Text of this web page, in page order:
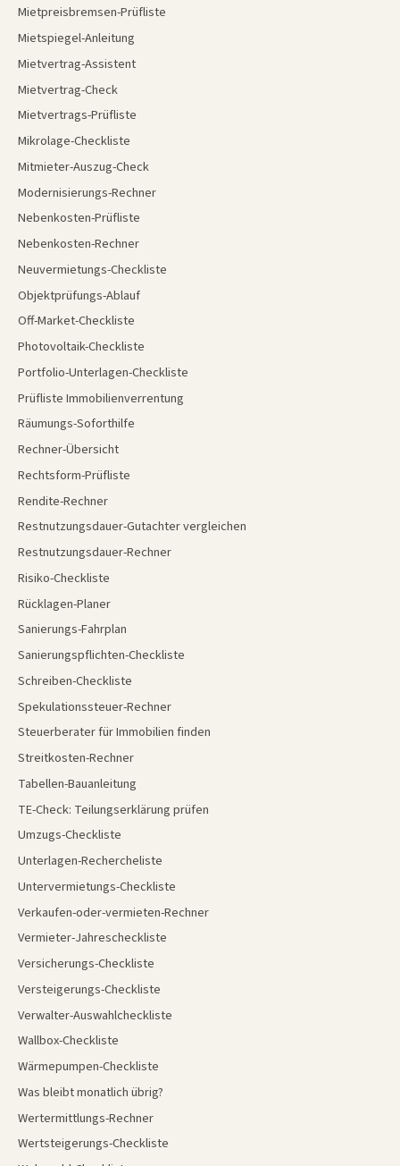
Mietpreisbremsen-Prüfliste
Mietspiegel-Anleitung
Mietvertrag-Assistent
Mietvertrag-Check
Mietvertrags-Prüfliste
Mikrolage-Checkliste
Mitmieter-Auszug-Check
Modernisierungs-Rechner
Nebenkosten-Prüfliste
Nebenkosten-Rechner
Neuvermietungs-Checkliste
Objektprüfungs-Ablauf
Off-Market-Checkliste
Photovoltaik-Checkliste
Portfolio-Unterlagen-Checkliste
Prüfliste Immobilienverrentung
Räumungs-Soforthilfe
Rechner-Übersicht
Rechtsform-Prüfliste
Rendite-Rechner
Restnutzungsdauer-Gutachter vergleichen
Restnutzungsdauer-Rechner
Risiko-Checkliste
Rücklagen-Planer
Sanierungs-Fahrplan
Sanierungspflichten-Checkliste
Schreiben-Checkliste
Spekulationssteuer-Rechner
Steuerberater für Immobilien finden
Streitkosten-Rechner
Tabellen-Bauanleitung
TE-Check: Teilungserklärung prüfen
Umzugs-Checkliste
Unterlagen-Rechercheliste
Untervermietungs-Checkliste
Verkaufen-oder-vermieten-Rechner
Vermieter-Jahrescheckliste
Versicherungs-Checkliste
Versteigerungs-Checkliste
Verwalter-Auswahlcheckliste
Wallbox-Checkliste
Wärmepumpen-Checkliste
Was bleibt monatlich übrig?
Wertermittlungs-Rechner
Wertsteigerungs-Checkliste